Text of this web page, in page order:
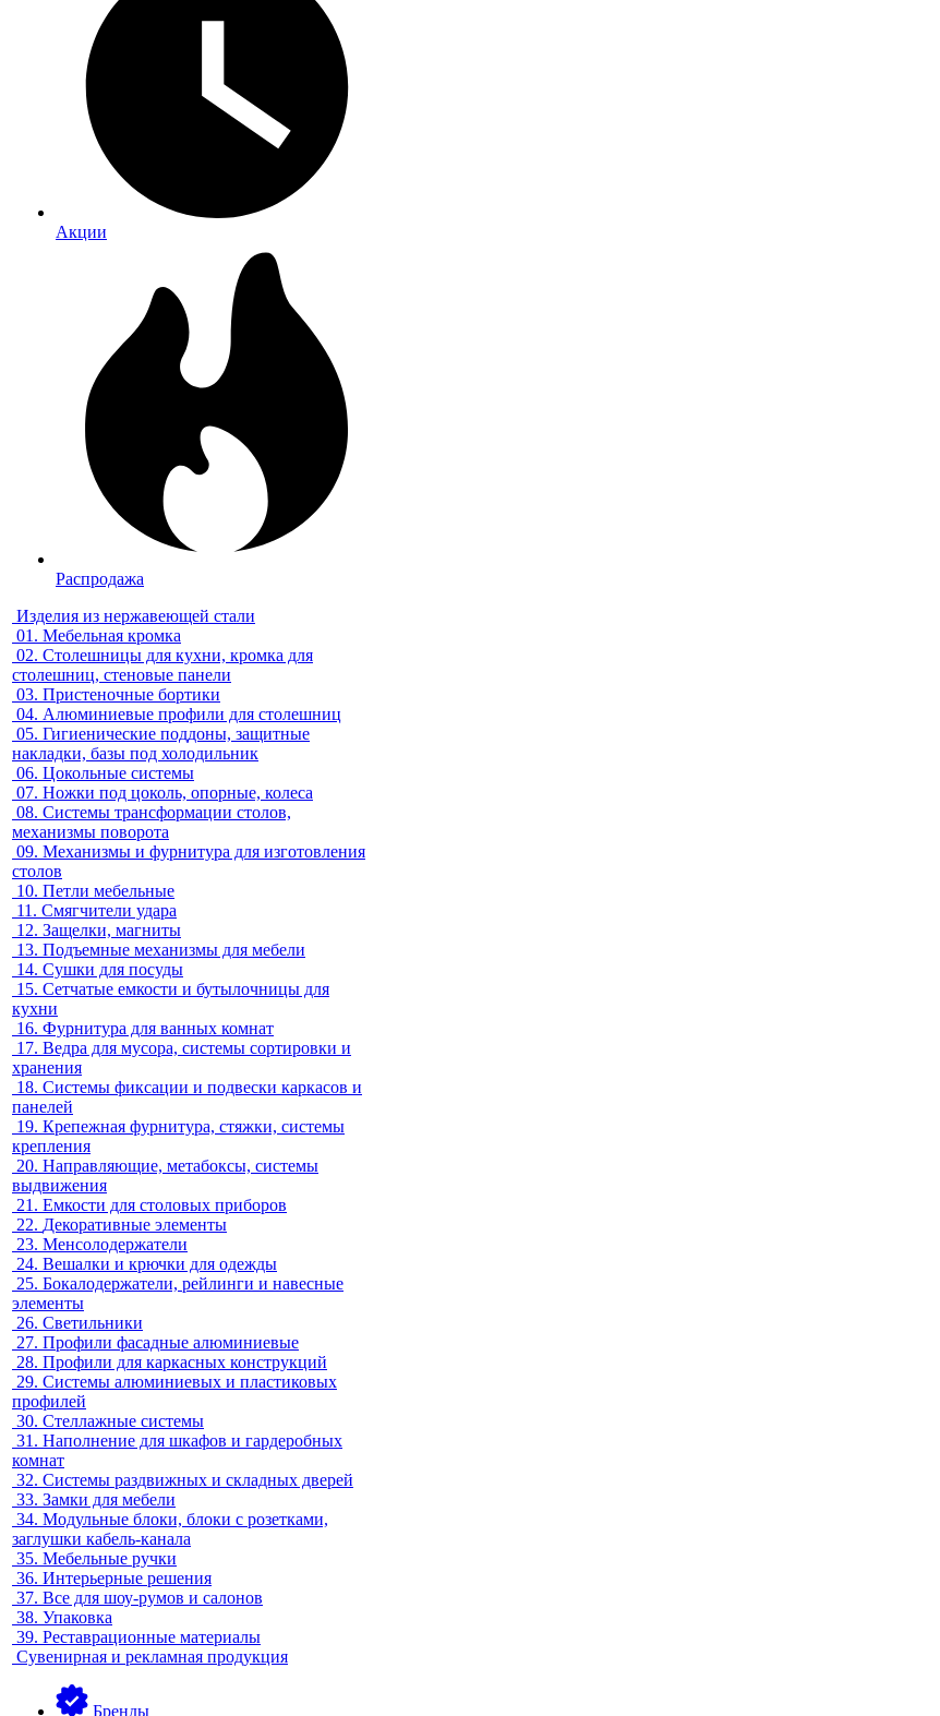
Акции
Распродажа
Изделия из нержавеющей стали
01. Мебельная кромка
02. Столешницы для кухни, кромка для
столешниц, стеновые панели
03. Пристеночные бортики
04. Алюминиевые профили для столешниц
05. Гигиенические поддоны, защитные
накладки, базы под холодильник
06. Цокольные системы
07. Ножки под цоколь, опорные, колеса
08. Системы трансформации столов,
механизмы поворота
09. Механизмы и фурнитура для изготовления
столов
10. Петли мебельные
11. Смягчители удара
12. Защелки, магниты
13. Подъемные механизмы для мебели
14. Сушки для посуды
15. Сетчатые емкости и бутылочницы для
кухни
16. Фурнитура для ванных комнат
17. Ведра для мусора, системы сортировки и
хранения
18. Системы фиксации и подвески каркасов и
панелей
19. Крепежная фурнитура, стяжки, системы
крепления
20. Направляющие, метабоксы, системы
выдвижения
21. Емкости для столовых приборов
22. Декоративные элементы
23. Менсолодержатели
24. Вешалки и крючки для одежды
25. Бокалодержатели, рейлинги и навесные
элементы
26. Светильники
27. Профили фасадные алюминиевые
28. Профили для каркасных конструкций
29. Системы алюминиевых и пластиковых
профилей
30. Стеллажные системы
31. Наполнение для шкафов и гардеробных
комнат
32. Системы раздвижных и складных дверей
33. Замки для мебели
34. Модульные блоки, блоки с розетками,
заглушки кабель-канала
35. Мебельные ручки
36. Интерьерные решения
37. Все для шоу-румов и салонов
38. Упаковка
39. Реставрационные материалы
Сувенирная и рекламная продукция
Бренды